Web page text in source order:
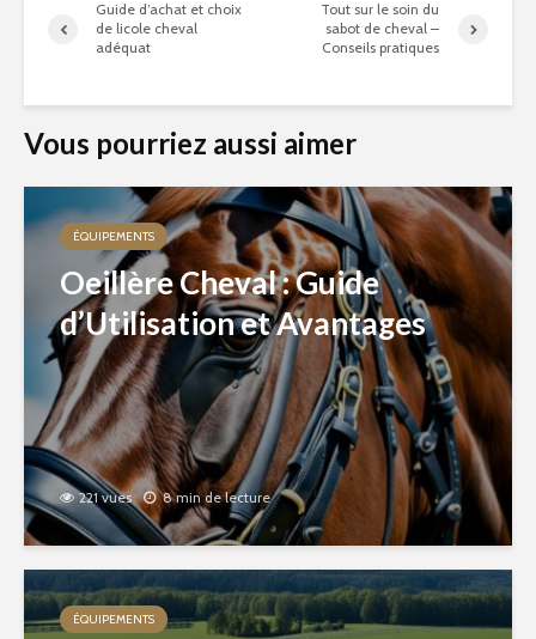
Guide d’achat et choix
de licole cheval
adéquat
Tout sur le soin du
sabot de cheval –
Conseils pratiques
Vous pourriez aussi aimer
ÉQUIPEMENTS
Oeillère Cheval : Guide
d’Utilisation et Avantages
221 vues 8 min de lecture
ÉQUIPEMENTS